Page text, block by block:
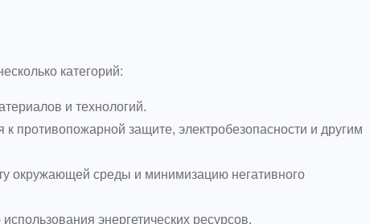
категорий:
и технологий.
противопожарной защите, электробезопасности и другим
окружающей среды и минимизацию негативного
энергетических ресурсов.